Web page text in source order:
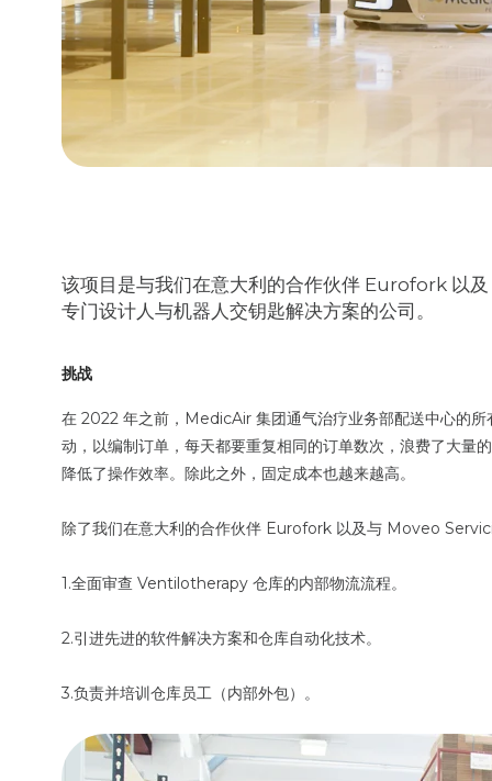
该项目是与我们在意大利的合作伙伴 Eurofork 以
专门设计人与机器人交钥匙解决方案的公司。
挑战
在 2022 年之前，MedicAir 集团通气治疗业务部配送中心的
动，以编制订单，每天都要重复相同的订单数次，浪费了大量
降低了操作效率。除此之外，固定成本也越来越高。
除了我们在意大利的合作伙伴 Eurofork 以及与 Moveo
1.全面审查 Ventilotherapy 仓库的内部物流流程。
2.引进先进的软件解决方案和仓库自动化技术。
3.负责并培训仓库员工（内部外包）。